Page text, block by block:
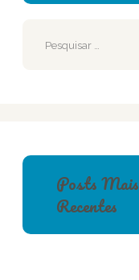
Posts Mais
Recentes